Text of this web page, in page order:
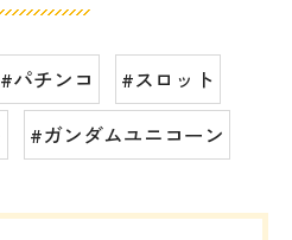
#パチンコ
#スロット
#ガンダムユニコーン